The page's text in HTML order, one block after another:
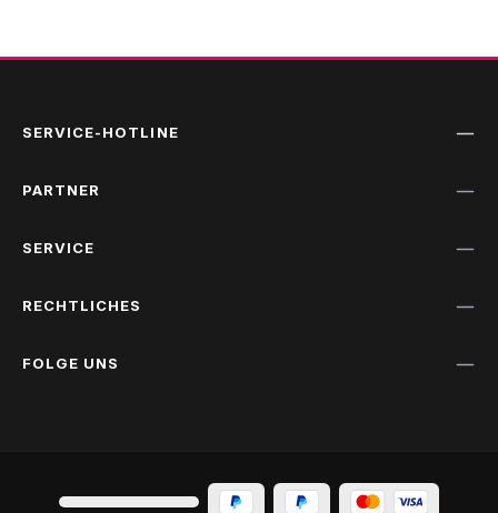
SERVICE-HOTLINE
PARTNER
SERVICE
RECHTLICHES
FOLGE UNS